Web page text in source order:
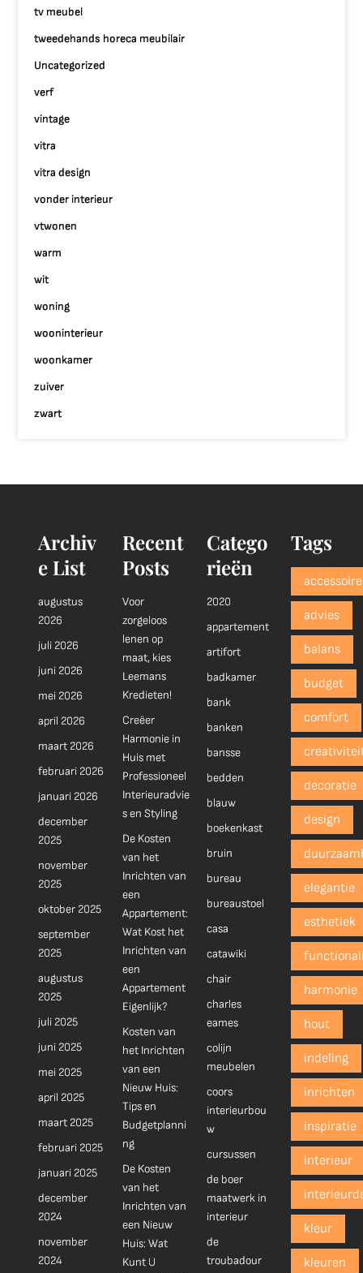
tv meubel
tweedehands horeca meubilair
Uncategorized
verf
vintage
vitra
vitra design
vonder interieur
vtwonen
warm
wit
woning
wooninterieur
woonkamer
zuiver
zwart
Archiv
e List
augustus
2026
juli 2026
juni 2026
mei 2026
april 2026
maart 2026
februari 2026
januari 2026
december
2025
november
2025
oktober 2025
september
2025
augustus
2025
juli 2025
juni 2025
mei 2025
april 2025
maart 2025
februari 2025
januari 2025
december
2024
november
2024
Recent
Posts
Voor
zorgeloos
lenen op
maat, kies
Leemans
Kredieten!
Creëer
Harmonie in
Huis met
Professioneel
Interieuradvie
s en Styling
De Kosten
van het
Inrichten van
een
Appartement:
Wat Kost het
Inrichten van
een
Appartement
Eigenlijk?
Kosten van
het Inrichten
van een
Nieuw Huis:
Tips en
Budgetplanni
ng
De Kosten
van het
Inrichten van
een Nieuw
Huis: Wat
Kunt U
Catego
rieën
2020
appartement
artifort
badkamer
bank
banken
bansse
bedden
blauw
boekenkast
bruin
bureau
bureaustoel
casa
catawiki
chair
charles
eames
colijn
meubelen
coors
interieurbou
w
cursussen
de boer
maatwerk in
interieur
de
troubadour
Tags
advies
balans
budget
comfort
decoratie
design
elegantie
esthetiek
harmonie
hout
indeling
inrichten
inspiratie
interieur
kleur
kleuren